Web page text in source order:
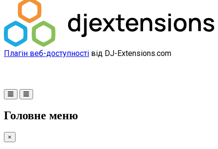
Плагін веб-доступності від DJ-Extensions.com
Головне меню
×